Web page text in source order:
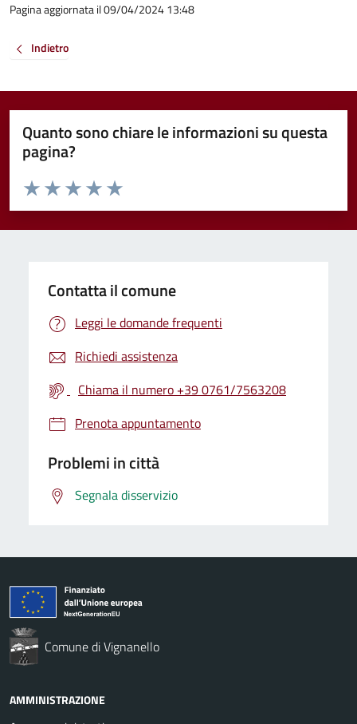
Pagina aggiornata il 09/04/2024 13:48
Indietro
Quanto sono chiare le informazioni su questa
pagina?
Valuta da 1 a 5 stelle la pagina
Valuta 5 stelle su 5
Valuta 4 stelle su 5
Valuta 3 stelle su 5
Valuta 2 stelle su 5
Valuta 1 stelle su 5
Contatta il comune
Leggi le domande frequenti
Richiedi assistenza
Chiama il numero +39 0761/7563208
Prenota appuntamento
Problemi in città
Segnala disservizio
Comune di Vignanello
AMMINISTRAZIONE